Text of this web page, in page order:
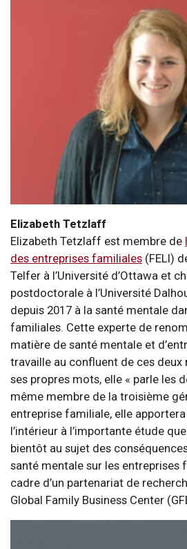
Elizabeth Tetzlaff
Elizabeth Tetzlaff est membre de
des entreprises familiales (FELI)
Telfer à l’Université d’Ottawa et
postdoctorale à l’Université
depuis 2017 à la santé mentale
familiales. Cette experte de
matière de santé mentale et
travaille au confluent de ces deux
ses propres mots, elle « parle les
même membre de la troisième
entreprise familiale, elle
l’intérieur à l’importante étude
bientôt au sujet des
santé mentale sur les entreprises
cadre d’un partenariat de
Global Family Business Center